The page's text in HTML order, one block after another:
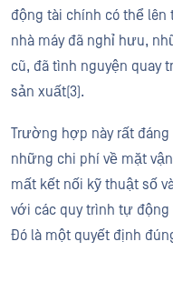
động tài chính có thể lên
nhà máy đã nghỉ hưu,
cũ, đã tình nguyện quay
sản xuất(3)​.
Trường hợp này rất
những chi phí về mặt
mất kết nối kỹ thuật số
với các quy trình tự động
Đó là một quyết định